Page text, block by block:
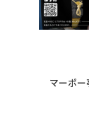
マーポ